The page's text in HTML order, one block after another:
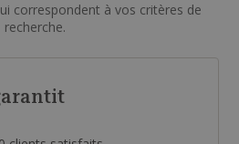
correspondent à vos critères de
recherche.